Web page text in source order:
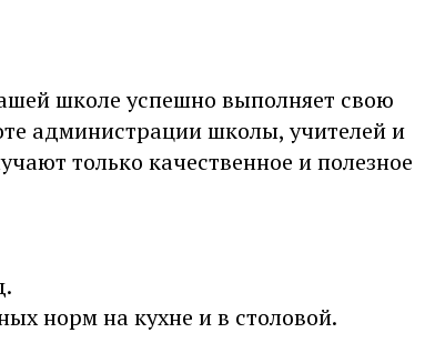
школе успешно выполняет свою
администрации школы, учителей и
только качественное и полезное
норм на кухне и в столовой.